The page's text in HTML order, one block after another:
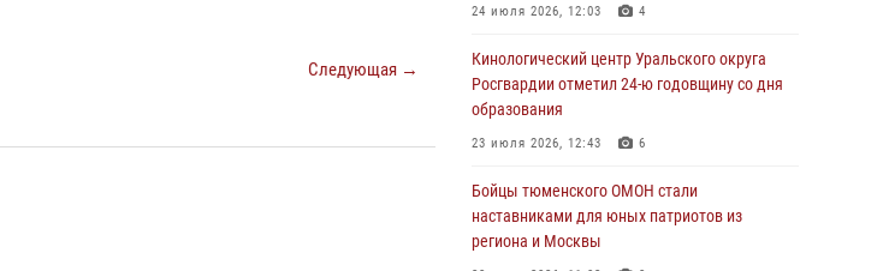
Следующая →
05 августа 2026, 05:22
В Тюмени сотрудник Росгвардии во
внеслужебное время задержал виновника
ДТП
05 августа 2026, 05:15
Со 101-м Днём рождения поздравили
сотрудники Росгвардии труженицу тыла из
Тюмени
24 июля 2026, 12:03 4
Кинологический центр Уральского округа
Росгвардии отметил 24-ю годовщину со дня
образования
23 июля 2026, 12:43 6
Бойцы тюменского ОМОН стали
наставниками для юных патриотов из
региона и Москвы